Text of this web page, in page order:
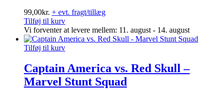
99,00kr. + evt. fragt/tillæg
Tilføj til kurv
Vi forventer at levere mellem: 11. august - 14. august
Tilføj til kurv
Captain America vs. Red Skull –
Marvel Stunt Squad